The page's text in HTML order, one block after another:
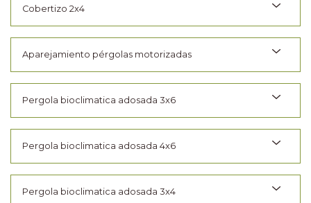
Cobertizo 2x4
Aparejamiento pérgolas motorizadas
Pergola bioclimatica adosada 3x6
Pergola bioclimatica adosada 4x6
Pergola bioclimatica adosada 3x4